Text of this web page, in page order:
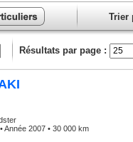
Trier
Résultats par page :
Année 2007 • 30 000 km